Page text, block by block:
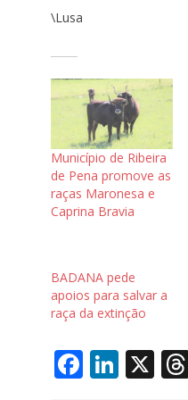
\Lusa
Município de Ribeira
de Pena promove as
raças Maronesa e
Caprina Bravia
BADANA pede
apoios para salvar a
raça da extinção
F
ac
Li
n
X